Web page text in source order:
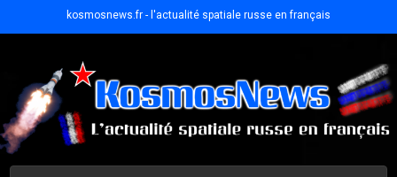
kosmosnews.fr - l'actualité spatiale russe en français